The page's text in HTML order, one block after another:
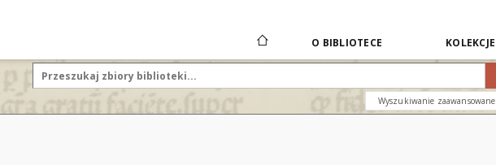
O BIBLIOTECE KOLEKCJE
Wyszukiwanie zaawansowane